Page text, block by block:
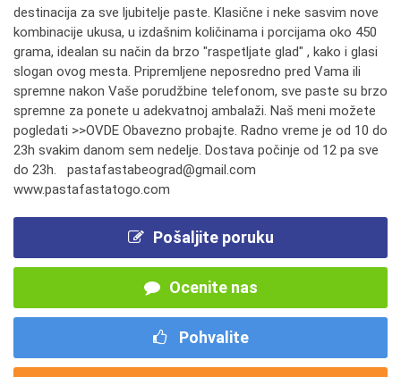
destinacija za sve ljubitelje paste. Klasične i neke sasvim nove
kombinacije ukusa, u izdašnim količinama i porcijama oko 450
grama, idealan su način da brzo "raspetljate glad" , kako i glasi
slogan ovog mesta. Pripremljene neposredno pred Vama ili
spremne nakon Vaše porudžbine telefonom, sve paste su brzo
spremne za ponete u adekvatnoj ambalaži. Naš meni možete
pogledati >>OVDE Obavezno probajte. Radno vreme je od 10 do
23h svakim danom sem nedelje. Dostava počinje od 12 pa sve
do 23h. pastafastabeograd@gmail.com
www.pastafastatogo.com
Pošaljite poruku
Ocenite nas
Pohvalite